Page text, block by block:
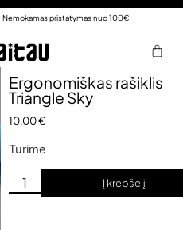
pristatymas nuo 100€
Ergonomiškas rašiklis
Triangle Sky
10,00€
Turime
Į krepšelį